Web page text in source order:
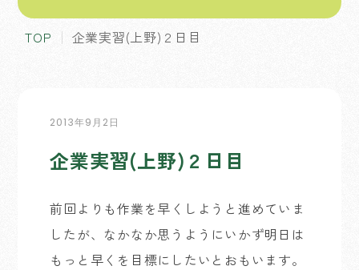
TOP 企業実習(上野)２日目
2013年9月2日
企業実習(上野)２日目
前回よりも作業を早くしようと進めていま
したが、なかなか思うようにいかず明日は
もっと早くを目標にしたいとおもいます。